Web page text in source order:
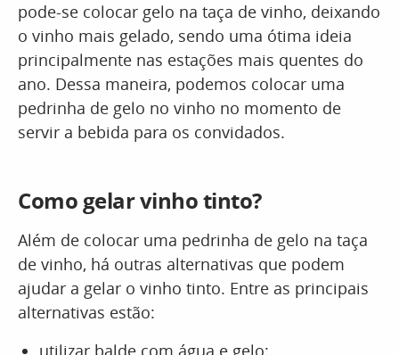
pode-se colocar gelo na taça de vinho, deixando
o vinho mais gelado, sendo uma ótima ideia
principalmente nas estações mais quentes do
ano. Dessa maneira, podemos colocar uma
pedrinha de gelo no vinho no momento de
servir a bebida para os convidados.
Como gelar vinho tinto?
Além de colocar uma pedrinha de gelo na taça
de vinho, há outras alternativas que podem
ajudar a gelar o vinho tinto. Entre as principais
alternativas estão:
utilizar balde com água e gelo;